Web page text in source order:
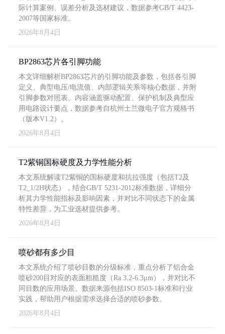
际计算案例、误差分析及选材建议，数据参考GB/T 4423-
2007等国家标准。
2026年8月4日
BP2863芯片各引脚功能
本文详细解析BP2863芯片的引脚功能及参数，包括各引脚
定义、典型电压/电流值、内部逻辑关系等核心数据，并附
引脚参数对照表。内容涵盖驱动配置、保护机制及典型应
用电路设计要点，数据参考自杭州士兰微电子官方规格书
（版本V1.2）。
2026年8月4日
T2紫铜国标硬度及力学性能分析
本文系统解读T2紫铜的国标硬度和抗拉强度（包括T2及
T2_1/2H状态），结合GB/T 5231-2012标准数据，详细分
析其力学性能指标及影响因素，并对比不同状态下的金属
特性差异，为工业选材提供参考。
2026年8月4日
喷砂都有多少目
本文系统介绍了喷砂目数的分级标准，重点分析了铝合金
喷砂200目对应的表面粗糙度（Ra 3.2-6.3μm），并对比不
同目数的应用场景。数据来源包括ISO 8503-1标准和行业
实践，帮助用户根据需求选择合适的喷砂参数。
2026年8月4日